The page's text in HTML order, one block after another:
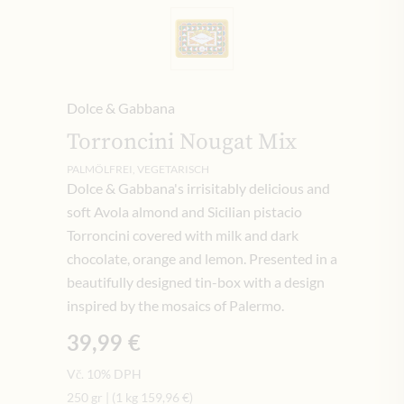
Dolce & Gabbana
Torroncini Nougat Mix
PALMÖLFREI, VEGETARISCH
Dolce & Gabbana's irrisitably delicious and
soft Avola almond and Sicilian pistacio
Torroncini covered with milk and dark
chocolate, orange and lemon. Presented in a
beautifully designed tin-box with a design
inspired by the mosaics of Palermo.
39,99 €
Vč. 10% DPH
250 gr
(1 kg 159,96 €)